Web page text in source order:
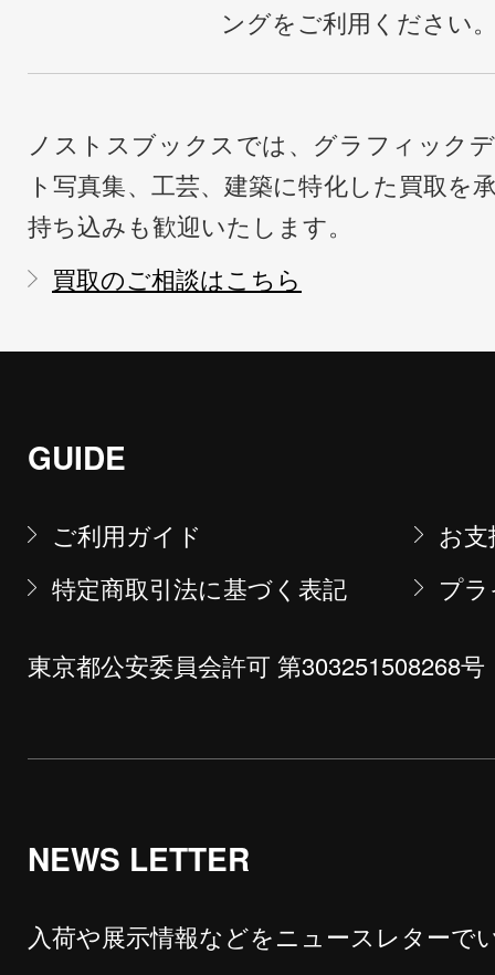
ングをご利用ください
ノストスブックスでは、グラフィック
ト写真集、工芸、建築に特化した買取を
持ち込みも歓迎いたします。
買取のご相談はこちら
GUIDE
ご利用ガイド
お
特定商取引法に基づく表記
プ
東京都公安委員会許可 第303251508268号
NEWS LETTER
入荷や展示情報などをニュースレターで